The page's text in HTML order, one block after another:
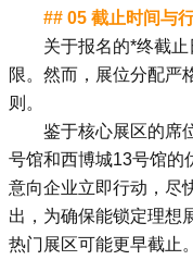
## 05 截止时间与
关于报名的*终截
限。然而，展位分配严
则。
鉴于核心展区的席
号馆和西博城13号馆的
意向企业立即行动，尽
出，为确保能锁定理想
热门展区可能更早截止。